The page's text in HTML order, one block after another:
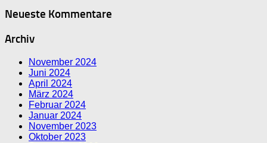
Neueste Kommentare
Archiv
November 2024
Juni 2024
April 2024
März 2024
Februar 2024
Januar 2024
November 2023
Oktober 2023